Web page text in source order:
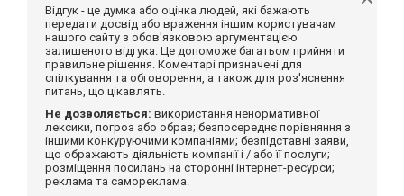
Відгук - це думка або оцінка людей, які бажають
передати досвід або враження іншим користувачам
нашого сайту з обов'язковою аргументацією
залишеного відгука. Це допоможе багатьом прийняти
правильне рішення. Коментарі призначені для
спілкування та обговорення, а також для роз'яснення
питань, що цікавлять.
Не дозволяється: використання ненормативної
лексики, погроз або образ; безпосереднє порівняння з
іншими конкуруючими компаніями; безпідставні заяви,
що ображають діяльність компанії і / або її послуги;
розміщення посилань на сторонні інтернет-ресурси;
реклама та самореклама.